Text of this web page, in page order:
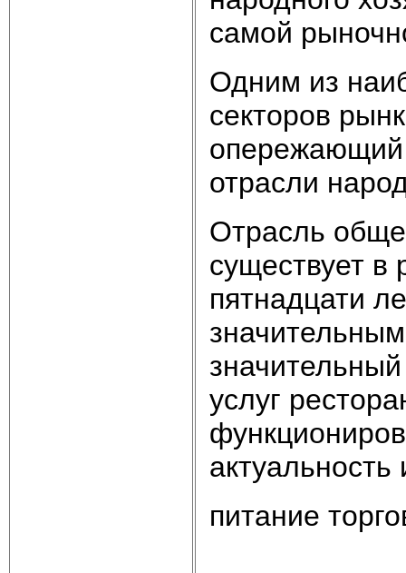
самой
Одним из
секторов
опережающий
отрасли
Отрасль
существует в
пятнадцати
услуг
питание